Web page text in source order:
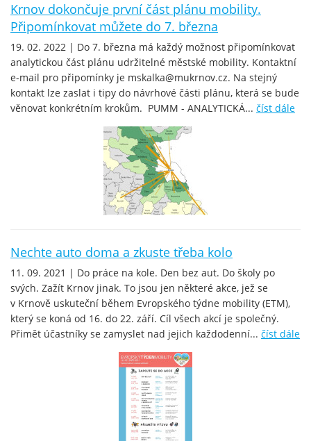
Krnov dokončuje první část plánu mobility.
Připomínkovat můžete do 7. března
19. 02. 2022 | Do 7. března má každý možnost připomínkovat
analytickou část plánu udržitelné městské mobility. Kontaktní
e-mail pro připomínky je mskalka@mukrnov.cz. Na stejný
kontakt lze zaslat i tipy do návrhové části plánu, která se bude
věnovat konkrétním krokům. PUMM - ANALYTICKÁ... číst dále
Nechte auto doma a zkuste třeba kolo
11. 09. 2021 | Do práce na kole. Den bez aut. Do školy po
svých. Zažít Krnov jinak. To jsou jen některé akce, jež se
v Krnově uskuteční během Evropského týdne mobility (ETM),
který se koná od 16. do 22. září. Cíl všech akcí je společný.
Přimět účastníky se zamyslet nad jejich každodenní... číst dále